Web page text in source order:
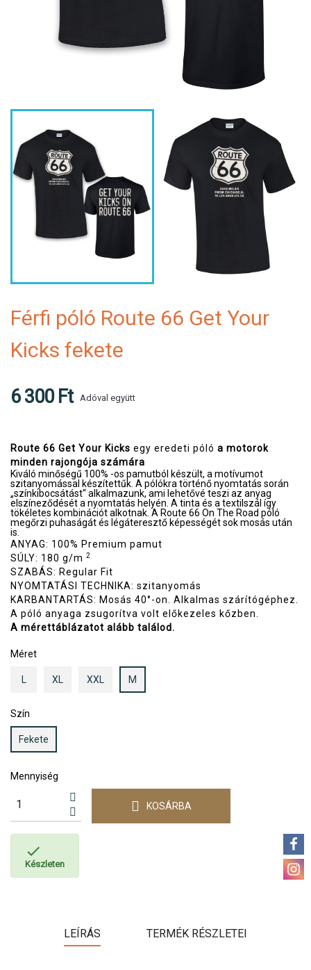
Férfi póló Route 66 Get Your
Kicks fekete
6 300 Ft Adóval együtt
Route 66 Get Your Kicks egy eredeti póló a motorok
minden rajongója számára
Kiváló minőségű 100% -os pamutból készült, a motívumot
szitanyomással készítettűk. A pólókra történő nyomtatás során
„színkibocsátást“ alkalmazunk, ami lehetővé teszi az anyag
elszíneződését a nyomtatás helyén. A tinta és a textilszál így
tökéletes kombinációt alkotnak. A Route 66 On The Road póló
megőrzi puhaságát és légáteresztő képességét sok mosás után
is.
ANYAG: 100% Premium pamut
SÚLY: 180 g/m 2
SZABÁS: Regular Fit
NYOMTATÁSI TECHNIKA: szitanyomás
KARBANTARTÁS: Mosás 40°-on. Alkalmas szárítógéphez.
A póló anyaga zsugorítva volt előkezeles kőzben.
A mérettáblázatot alább találod.
Méret
L XL XXL M
Szín
Fekete
Mennyiség
KOSÁRBA

Készleten
LEÍRÁS TERMÉK RÉSZLETEI